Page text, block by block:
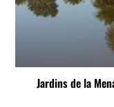
Jardins de la